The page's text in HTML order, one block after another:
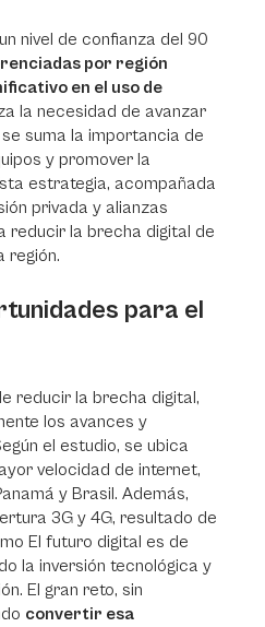
nivel de confianza del 90
por región
en el uso de
la necesidad de avanzar
suma la importancia de
y promover la
estrategia, acompañada
privada y alianzas
reducir la brecha digital de
región.
para el
reducir la brecha digital,
los avances y
el estudio, se ubica
velocidad de internet,
y Brasil. Además,
3G y 4G, resultado de
El futuro digital es de
la inversión tecnológica y
El gran reto, sin
convertir esa